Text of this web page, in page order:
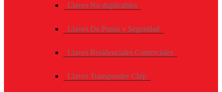
Llaves No duplicables
Llaves De Punto y Seguridad
Llaves Residenciales Comerciales
Llaves Transponder Chip